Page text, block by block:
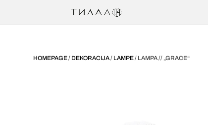
HOMEPAGE/ DEKORACIJA/ LAMPE/ LAMPA // „GRACE“